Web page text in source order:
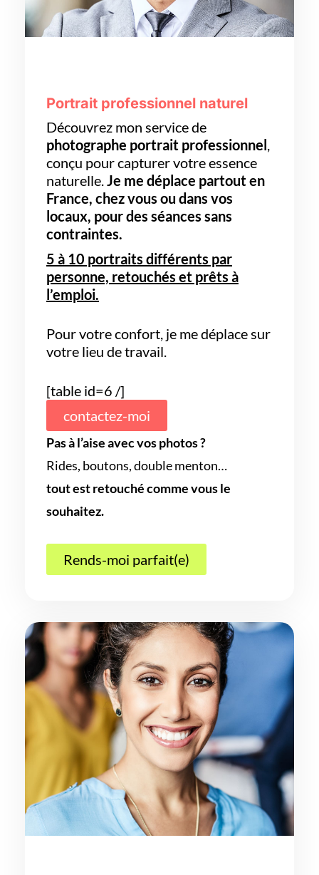
Portrait professionnel naturel
Découvrez mon service de
photographe portrait professionnel
conçu pour capturer votre essence
naturelle. Je me déplace partout en
France, chez vous ou dans vos
locaux, pour des séances sans
contraintes.
5 à 10 portraits différents par
personne, retouchés et prêts à
l’emploi.
Pour votre confort, je me déplace sur
votre lieu de travail.
[table id=6 /]
contactez-moi
Pas à l’aise avec vos photos ?
Rides, boutons, double menton…
tout est retouché comme vous le
souhaitez.
Rends-moi parfait(e)